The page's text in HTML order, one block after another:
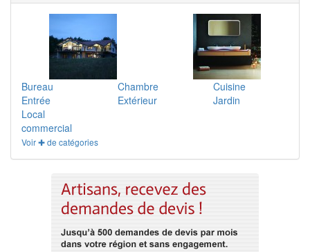
Bureau Chambre
Cuisine
Entrée
Extérieur
Jardin
Local
commercial
Voir ✚ de catégories